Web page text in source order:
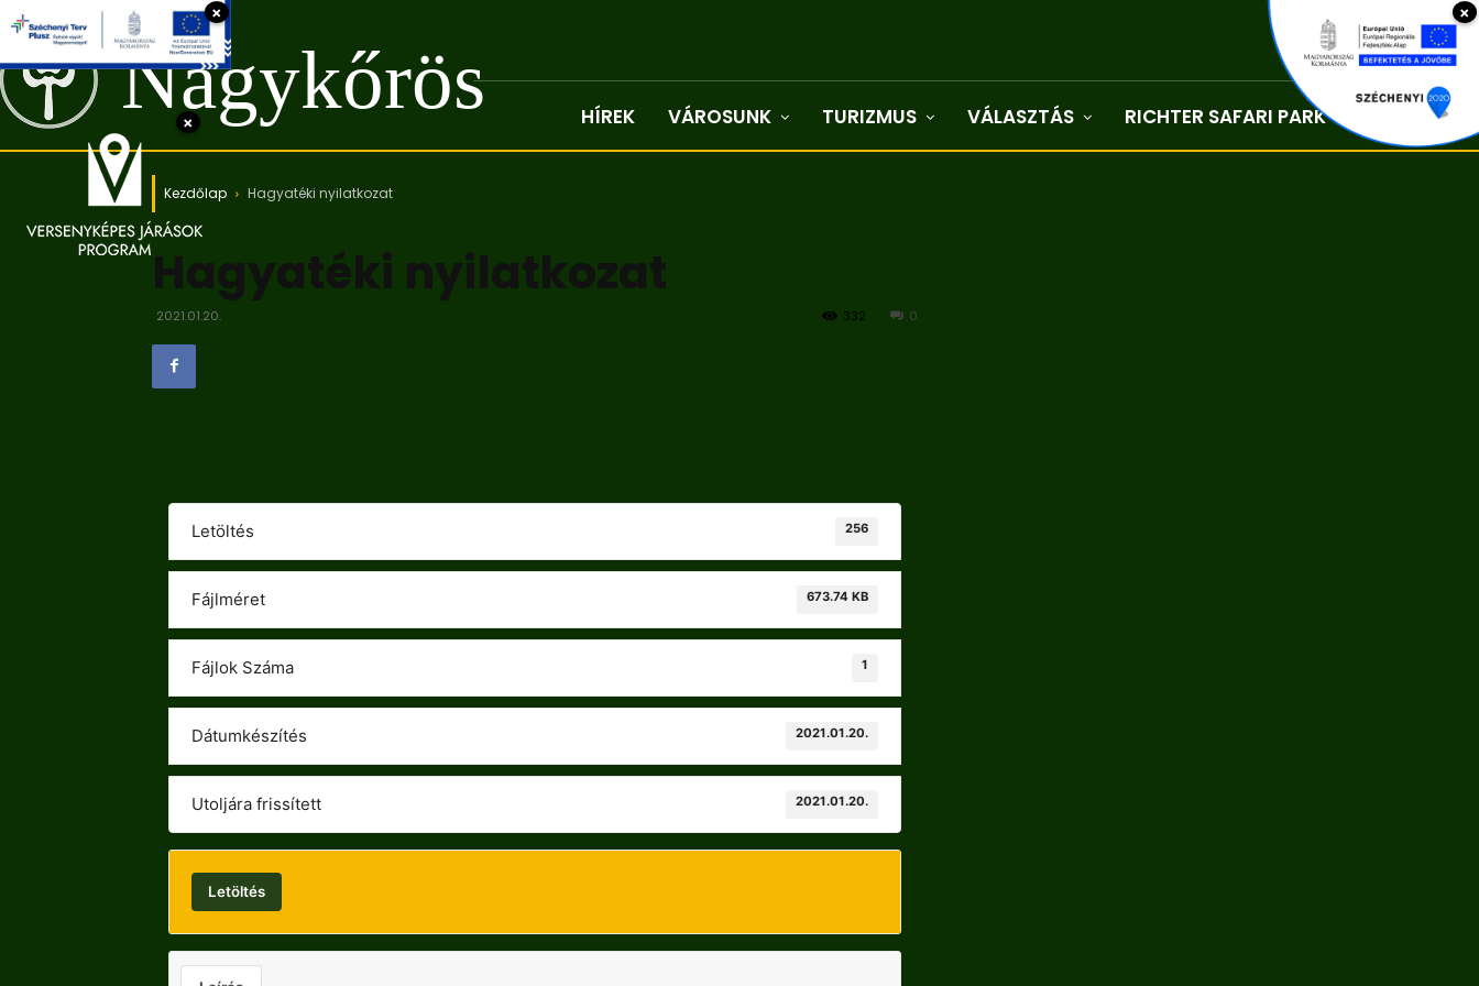
Nagykőrös HÍREK VÁROSUNK TURIZMUS VÁLASZTÁS RICHTER SAFARI PARK Kapcsolat
Kezdőlap Hagyatéki nyilatkozat
Hagyatéki nyilatkozat
2021.01.20. 0
332
Letöltés 256
Fájlméret 673.74 KB
Fájlok Száma 1
Dátumkészítés 2021.01.20.
Utoljára frissített 2021.01.20.
Letöltés
×
×
×